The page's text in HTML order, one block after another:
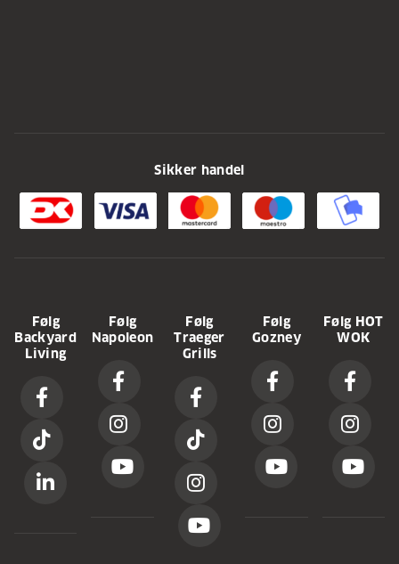
Sikker handel
Følg
Backyard
Living
Følg
Napoleon
Følg
Traeger
Grills
Følg
Gozney
Følg HOT
WOK